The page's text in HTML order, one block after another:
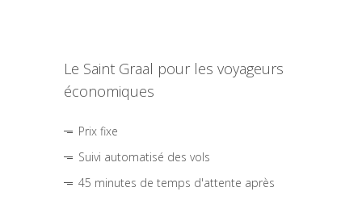
Le Saint Graal pour les voyageurs
économiques
Prix fixe
Suivi automatisé des vols
45 minutes de temps d'attente après